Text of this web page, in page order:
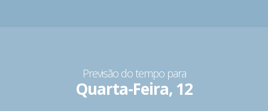
Previsão do tempo para
Quarta-Feira, 12